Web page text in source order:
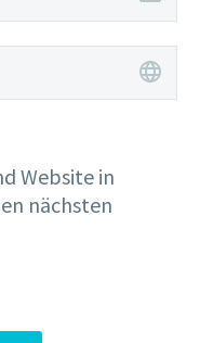
Website in
nächsten